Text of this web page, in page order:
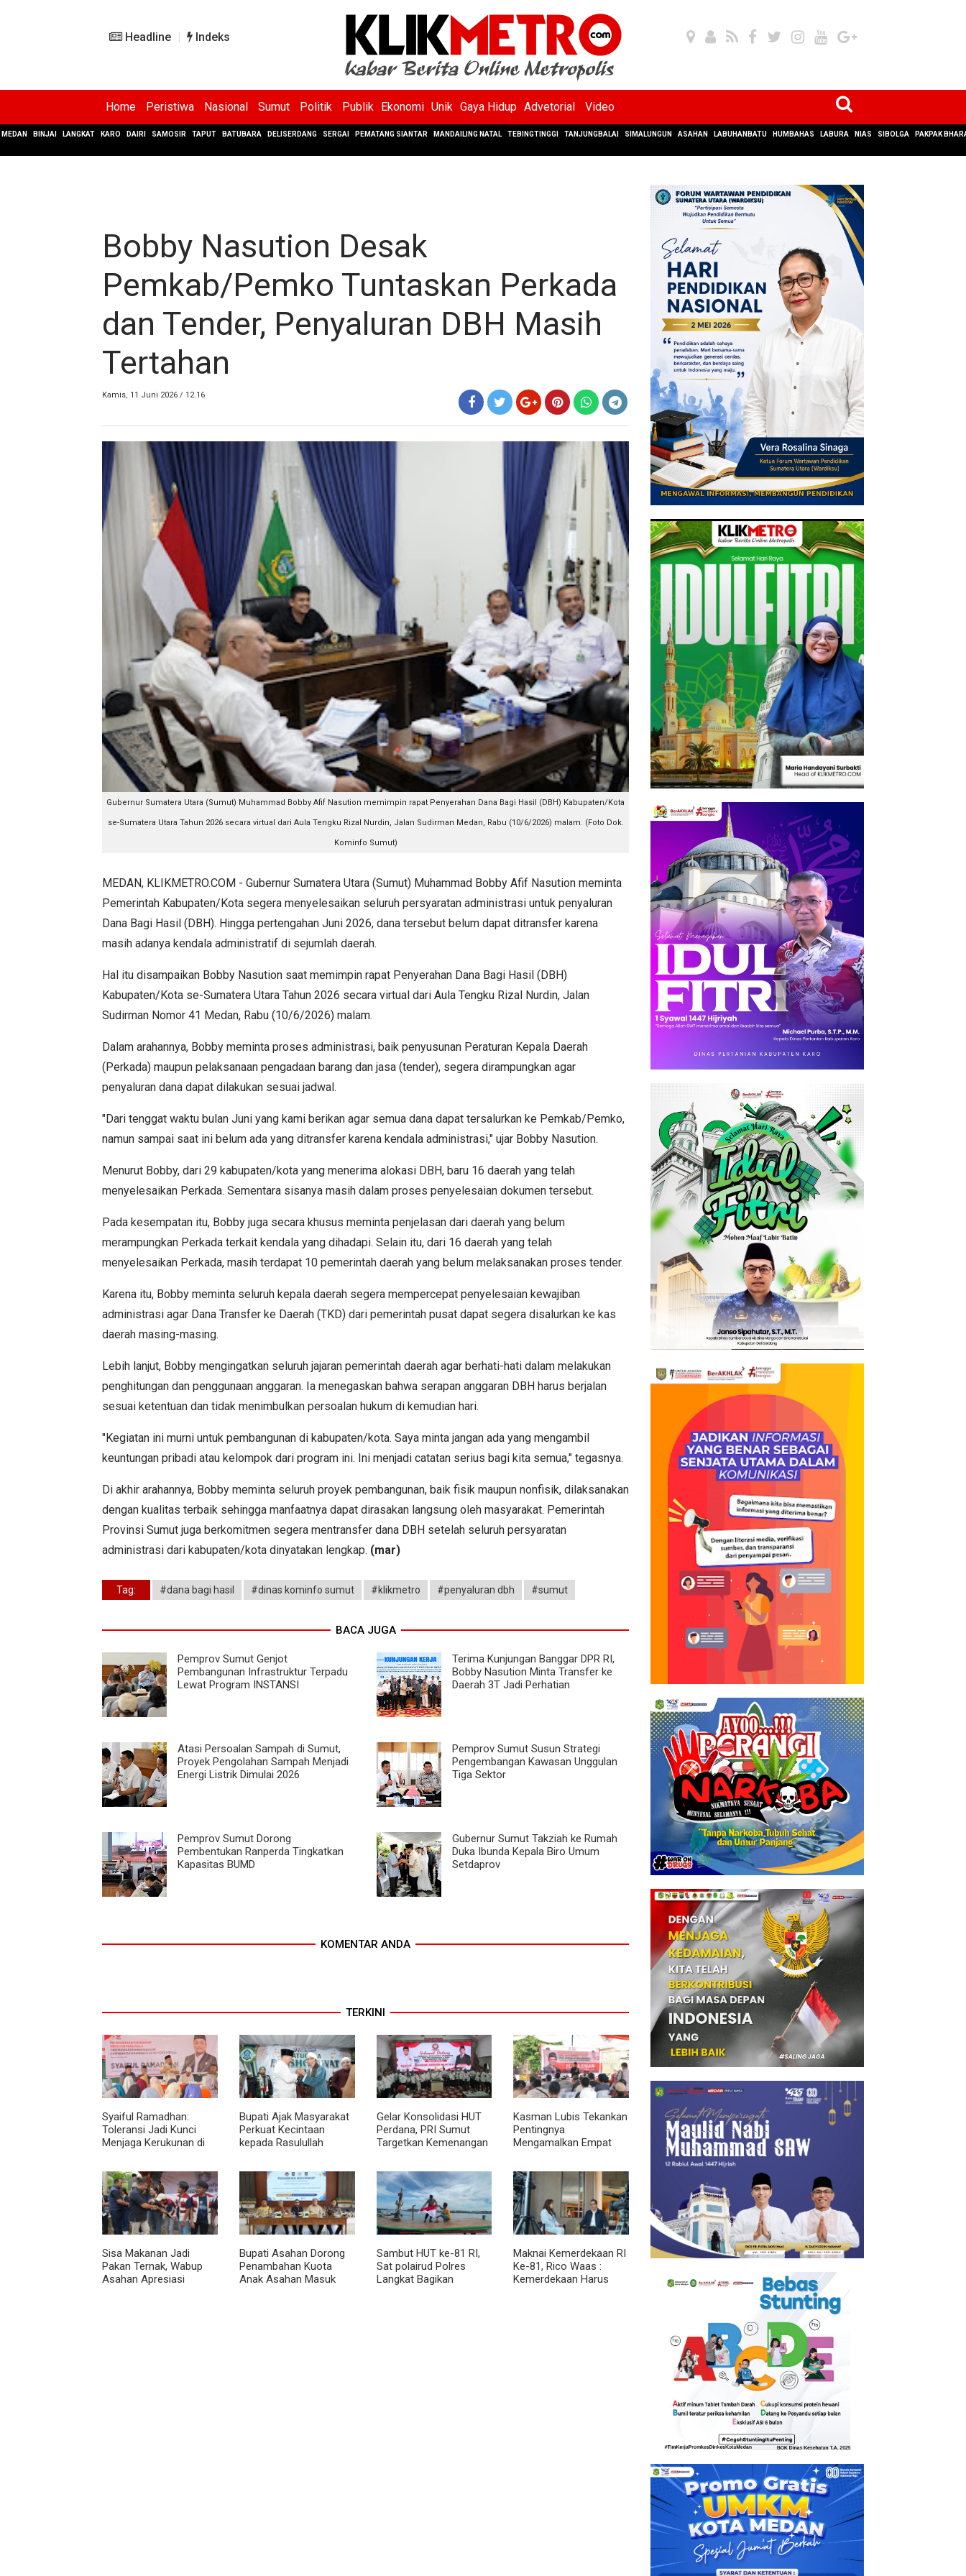
Headline Indeks
Home Peristiwa Nasional Sumut Politik Publik Ekonomi Unik Gaya Hidup Advetorial Video
MEDAN BINJAI LANGKAT KARO DAIRI SAMOSIR TAPUT BATUBARA DELISERDANG SERGAI PEMATANG SIANTAR MANDAILING NATAL TEBINGTINGGI TANJUNGBALAI SIMALUNGUN ASAHAN LABUHANBATU HUMBAHAS LABURA NIAS SIBOLGA PAKPAK
Bobby Nasution Desak
Pemkab/Pemko Tuntaskan Perkada
dan Tender, Penyaluran DBH Masih
Tertahan
Kamis, 11 Juni 2026 / 12.16
Gubernur Sumatera Utara (Sumut) Muhammad Bobby Afif Nasution memimpin rapat Penyerahan Dana Bagi Hasil (DBH) Kabupaten/Kota
se-Sumatera Utara Tahun 2026 secara virtual dari Aula Tengku Rizal Nurdin, Jalan Sudirman Medan, Rabu (10/6/2026) malam. (Foto Dok.
Kominfo Sumut)
MEDAN, KLIKMETRO.COM - Gubernur Sumatera Utara (Sumut) Muhammad Bobby Afif Nasution meminta
Pemerintah Kabupaten/Kota segera menyelesaikan seluruh persyaratan administrasi untuk penyaluran
Dana Bagi Hasil (DBH). Hingga pertengahan Juni 2026, dana tersebut belum dapat ditransfer karena
masih adanya kendala administratif di sejumlah daerah.
Hal itu disampaikan Bobby Nasution saat memimpin rapat Penyerahan Dana Bagi Hasil (DBH)
Kabupaten/Kota se-Sumatera Utara Tahun 2026 secara virtual dari Aula Tengku Rizal Nurdin, Jalan
Sudirman Nomor 41 Medan, Rabu (10/6/2026) malam.
Dalam arahannya, Bobby meminta proses administrasi, baik penyusunan Peraturan Kepala Daerah
(Perkada) maupun pelaksanaan pengadaan barang dan jasa (tender), segera dirampungkan agar
penyaluran dana dapat dilakukan sesuai jadwal.
"Dari tenggat waktu bulan Juni yang kami berikan agar semua dana dapat tersalurkan ke Pemkab/Pemko,
namun sampai saat ini belum ada yang ditransfer karena kendala administrasi," ujar Bobby Nasution.
Menurut Bobby, dari 29 kabupaten/kota yang menerima alokasi DBH, baru 16 daerah yang telah
menyelesaikan Perkada. Sementara sisanya masih dalam proses penyelesaian dokumen tersebut.
Pada kesempatan itu, Bobby juga secara khusus meminta penjelasan dari daerah yang belum
merampungkan Perkada terkait kendala yang dihadapi. Selain itu, dari 16 daerah yang telah
menyelesaikan Perkada, masih terdapat 10 pemerintah daerah yang belum melaksanakan proses tender.
Karena itu, Bobby meminta seluruh kepala daerah segera mempercepat penyelesaian kewajiban
administrasi agar Dana Transfer ke Daerah (TKD) dari pemerintah pusat dapat segera disalurkan ke kas
daerah masing-masing.
Lebih lanjut, Bobby mengingatkan seluruh jajaran pemerintah daerah agar berhati-hati dalam melakukan
penghitungan dan penggunaan anggaran. Ia menegaskan bahwa serapan anggaran DBH harus berjalan
sesuai ketentuan dan tidak menimbulkan persoalan hukum di kemudian hari.
"Kegiatan ini murni untuk pembangunan di kabupaten/kota. Saya minta jangan ada yang mengambil
keuntungan pribadi atau kelompok dari program ini. Ini menjadi catatan serius bagi kita semua," tegasnya.
Di akhir arahannya, Bobby meminta seluruh proyek pembangunan, baik fisik maupun nonfisik, dilaksanakan
dengan kualitas terbaik sehingga manfaatnya dapat dirasakan langsung oleh masyarakat. Pemerintah
Provinsi Sumut juga berkomitmen segera mentransfer dana DBH setelah seluruh persyaratan
administrasi dari kabupaten/kota dinyatakan lengkap. (mar)
Tag: #dana bagi hasil #dinas kominfo sumut #klikmetro #penyaluran dbh #sumut
BACA JUGA
Pemprov Sumut Genjot
Pembangunan Infrastruktur Terpadu
Lewat Program INSTANSI
Terima Kunjungan Banggar DPR RI,
Bobby Nasution Minta Transfer ke
Daerah 3T Jadi Perhatian
Atasi Persoalan Sampah di Sumut,
Proyek Pengolahan Sampah Menjadi
Energi Listrik Dimulai 2026
Pemprov Sumut Susun Strategi
Pengembangan Kawasan Unggulan
Tiga Sektor
Pemprov Sumut Dorong
Pembentukan Ranperda Tingkatkan
Kapasitas BUMD
Gubernur Sumut Takziah ke Rumah
Duka Ibunda Kepala Biro Umum
Setdaprov
KOMENTAR ANDA
TERKINI
Syaiful Ramadhan:
Toleransi Jadi Kunci
Menjaga Kerukunan di
Kota Medan
Bupati Ajak Masyarakat
Perkuat Kecintaan
kepada Rasulullah
Bersholawat
Gelar Konsolidasi HUT
Perdana, PRI Sumut
Targetkan Kemenangan
Kasman Lubis Tekankan
Pentingnya
Mengamalkan Empat
Bernegara Dalam
Kehidupan
Sisa Makanan Jadi
Pakan Ternak, Wabup
Asahan Apresiasi
Bupati Asahan Dorong
Penambahan Kuota
Anak Asahan Masuk
Sambut HUT ke-81 RI,
Sat polairud Polres
Langkat Bagikan
Maknai Kemerdekaan RI
Ke-81, Rico Waas :
Kemerdekaan Harus